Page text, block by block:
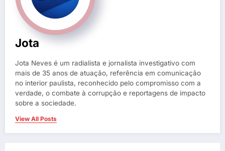
Jota
Jota Neves é um radialista e jornalista investigativo com
mais de 35 anos de atuação, referência em comunicação
no interior paulista, reconhecido pelo compromisso com a
verdade, o combate à corrupção e reportagens de impacto
sobre a sociedade.
View All Posts